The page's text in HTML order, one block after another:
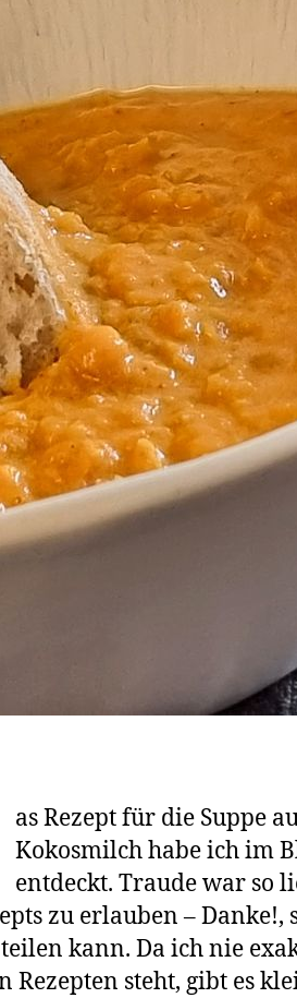
as Rezept für die Suppe
Kokosmilch habe ich im
entdeckt. Traude war so
zu erlauben – Danke!,
kann. Da ich nie
Rezepten steht, gibt es